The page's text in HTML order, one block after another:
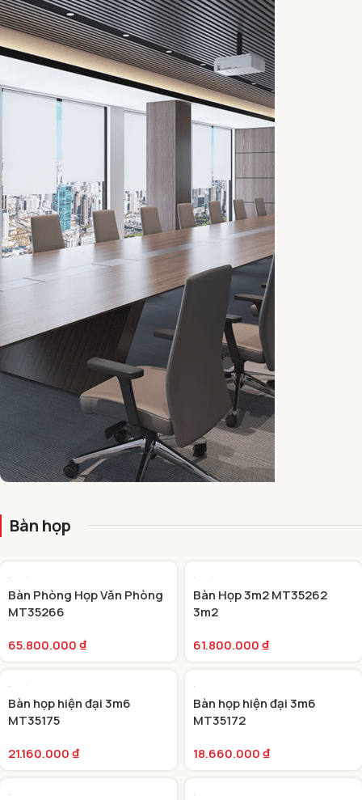
BÀN HỌP
SANG TRỌNG
Bàn họp
Bàn Phòng Họp Văn Phòng
MT35266
65.800.000₫
Bàn Họp 3m2 MT35262
3m2
61.800.000₫
Bàn họp hiện đại 3m6
MT35175
21.160.000₫
Bàn họp hiện đại 3m6
MT35172
18.660.000₫